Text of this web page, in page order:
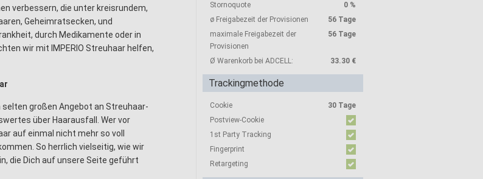
verbessern, die unter kreisrundem,
Geheimratsecken, und
durch Medikamente oder in
wir mit IMPERIO Streuhaar helfen,
großen Angebot an Streuhaar-
über Haarausfall. Wer vor
auf einmal nicht mehr so voll
So herrlich vielseitig, wie wir
die Dich auf unsere Seite geführt
Stornoquote
0 %
ø Freigabezeit der Provisionen
56 Tage
maximale Freigabezeit der
Provisionen
56 Tage
Ø Warenkorb bei ADCELL: 33.30 €
Trackingmethode
Cookie
30 Tage
Postview-Cookie
1st Party Tracking
Fingerprint
Retargeting